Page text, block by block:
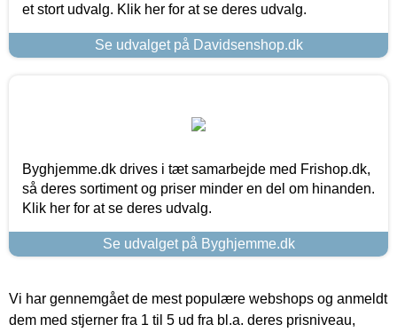
et stort udvalg. Klik her for at se deres udvalg.
Se udvalget på Davidsenshop.dk
Byghjemme.dk drives i tæt samarbejde med Frishop.dk,
så deres sortiment og priser minder en del om hinanden.
Klik her for at se deres udvalg.
Se udvalget på Byghjemme.dk
Vi har gennemgået de mest populære webshops og anmeldt
dem med stjerner fra 1 til 5 ud fra bl.a. deres prisniveau,